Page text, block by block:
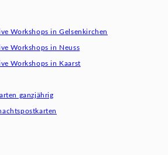
Workshops in Gelsenkirchen
Workshops in Neuss
Workshops in Kaarst
ganzjährig